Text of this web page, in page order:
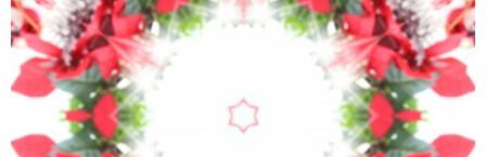
Webマニュアル
新規会員登録
万華鏡画像の購入
銀行振込で決済